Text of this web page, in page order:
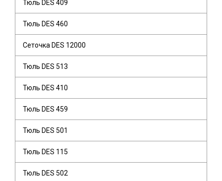
Тюль DES 409
Тюль DES 460
Сеточка DES 12000
Тюль DES 513
Тюль DES 410
Тюль DES 459
Тюль DES 501
Тюль DES 115
Тюль DES 502